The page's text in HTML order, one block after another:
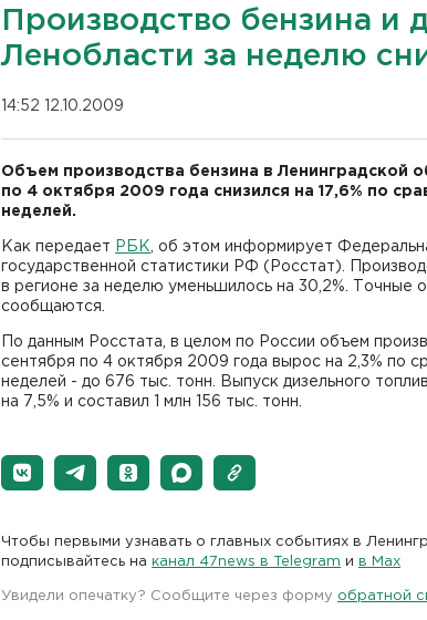
Производство бензина и
Ленобласти за неделю
14:52 12.10.2009
Объем производства бензина в Ленинградской
по 4 октября 2009 года снизился на 17,6% по
неделей.
Как передает РБК , об этом информирует
государственной статистики РФ (Росстат).
в регионе за неделю уменьшилось на 30,2%. Точные
сообщаются.
По данным Росстата, в целом по России объем
сентября по 4 октября 2009 года вырос на 2,3% по
неделей - до 676 тыс. тонн. Выпуск дизельного
на 7,5% и составил 1 млн 156 тыс. тонн.
Чтобы первыми узнавать о главных событиях в
подписывайтесь на канал 47news в Telegram и в Maх
Увидели опечатку? Сообщите через форму обратной